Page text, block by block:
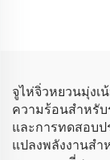
จูไห่จิ่วหยวนมุ่ง
ความร้อนสำหรับ
และการทดสอบป
แปลงพลังงานสำ